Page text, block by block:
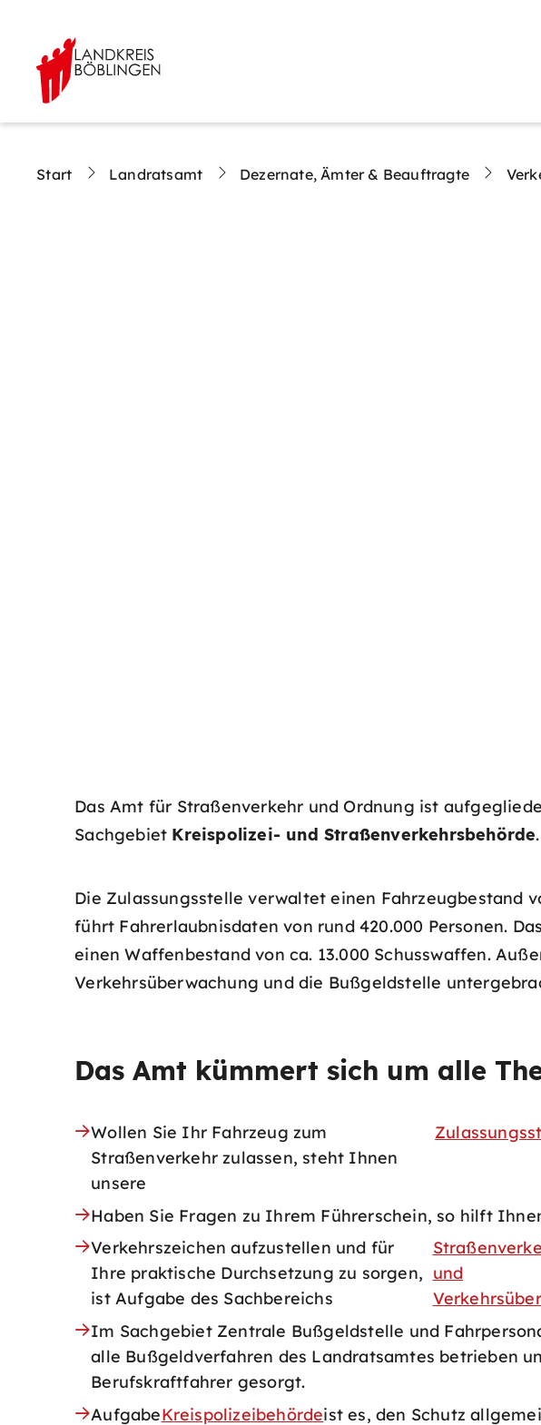
Start Landratsamt Dezernate, Ämter & Beauftragte
Das Amt für Straßenverkehr und Ordnung ist
Sachgebiet Kreispolizei- und Straßenverkehrsbehörde
Die Zulassungsstelle verwaltet einen Fahrzeugbestand
führt Fahrerlaubnisdaten von rund 420.000 Personen.
einen Waffenbestand von ca. 13.000 Schusswaffen.
Verkehrsüberwachung und die Bußgeldstelle
Das Amt kümmert sich um alle
Wollen Sie Ihr Fahrzeug zum
Straßenverkehr zulassen, steht Ihnen
unsere
Haben Sie Fragen zu Ihrem Führerschein, so hilft
Verkehrszeichen aufzustellen und für
Ihre praktische Durchsetzung zu sorgen,
ist Aufgabe des Sachbereichs
und
Im Sachgebiet Zentrale Bußgeldstelle und
alle Bußgeldverfahren des Landratsamtes betrieben
Berufskraftfahrer gesorgt.
AufgabeKreispolizeibehördeist es, den Schutz